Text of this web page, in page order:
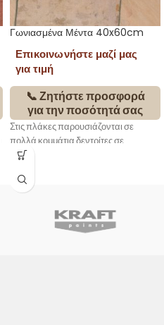
Γωνιασμένα Μέντα 40x60cm
Επικοινωνήστε μαζί μας
για τιμή
📞 Ζητήστε προσφορά
για την ποσότητά σας
Στις πλάκες παρουσιάζονται σε
πολλά κομμάτια δεντρίτες σε
μοναδικές μορφές και σχήματα
μοναδικά χρώματα. Οι τέσσερις
με το χέρι και οι δυο μεγάλες φυσικές.